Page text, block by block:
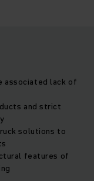
associated lack of
and strict
solutions to
features of